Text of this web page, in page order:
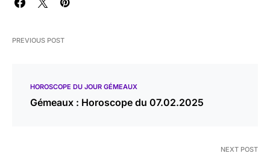
PREVIOUS POST
HOROSCOPE DU JOUR GÉMEAUX
Gémeaux : Horoscope du 07.02.2025
NEXT POST